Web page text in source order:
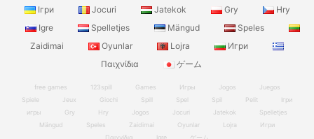
Ігри
Jocuri Jatekok Gry
Hry
Igre
Spelletjes Mängud
Speles
Zaidimai
Oyunlar Lojra
Игри
Παιχνίδια
ゲーム
free games 123spill Games Игры Jogos
Juegos
Spiele
Jeux Giochi Spill Spel Spil Pelit
Ігри
игры
Gry Hry Jogos Jocuri Jatekok
Spelletjes
Mängud
Speles Zaidimai Oyunlar Lojra
Игри
Παιχνίδια
Igre ゲーム